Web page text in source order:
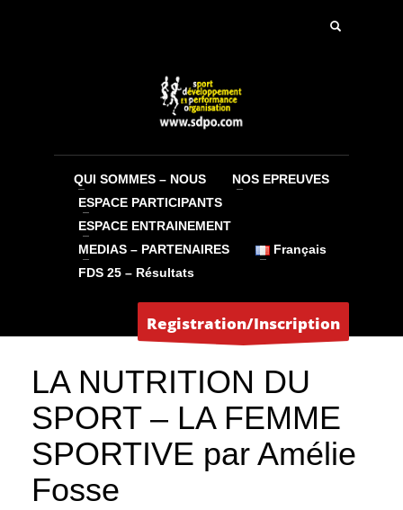
QUI SOMMES – NOUS
NOS EPREUVES
ESPACE PARTICIPANTS
ESPACE ENTRAINEMENT
MEDIAS – PARTENAIRES
Français
FDS 25 – Résultats
Registration/Inscription
Jean-Claude
LUNDI, 16 MAI 2016 /
LA NUTRITION DU
SPORT – LA FEMME
SPORTIVE par Amélie
Fosse